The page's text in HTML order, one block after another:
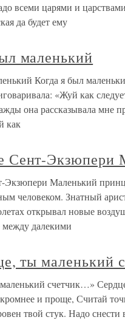
всеми царями и
да будет ему
маленький
Когда я был
«Жуй как
она рассказывала
как
Сент-Экзюпери
Экзюпери Маленький
человеком. Знатный
открывал новые
далекими
ты маленький
счетчик…»
и проще, Считай
твой стук. Надо